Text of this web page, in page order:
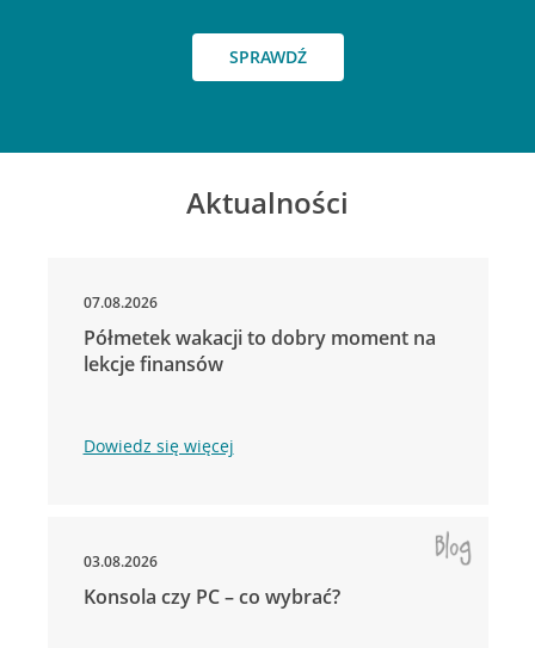
SPRAWDŹ
Aktualności
07.08.2026
Półmetek wakacji to dobry moment na
lekcje finansów
Dowiedz się więcej
03.08.2026
Konsola czy PC – co wybrać?